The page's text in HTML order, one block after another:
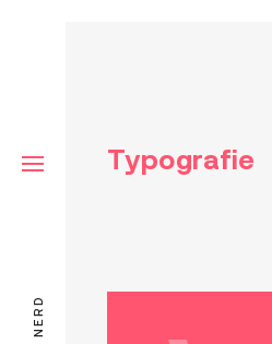
Typografie